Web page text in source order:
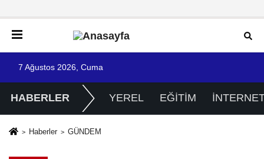
7 Ağustos 2026, Cuma
HABERLER YEREL EĞİTİM
Haberler GÜNDEM